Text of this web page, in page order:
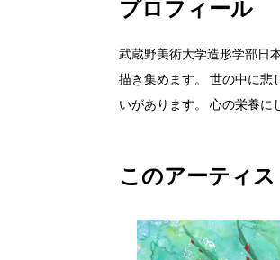
プロフィール
武蔵野美術大学造形学部日
描き集めます。 世の中に悲
いがあります。 心の栄養に
このアーティ